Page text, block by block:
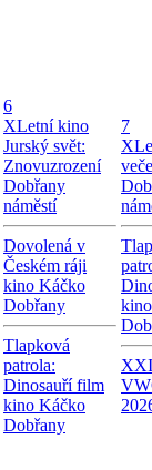
6
XLetní kino
Jurský svět:
Znovuzrození
Dobřany
náměstí
Dovolená v
Českém ráji
kino Káčko
Dobřany
Tlapková
patrola:
Dinosauří film
kino Káčko
Dobřany
7
X